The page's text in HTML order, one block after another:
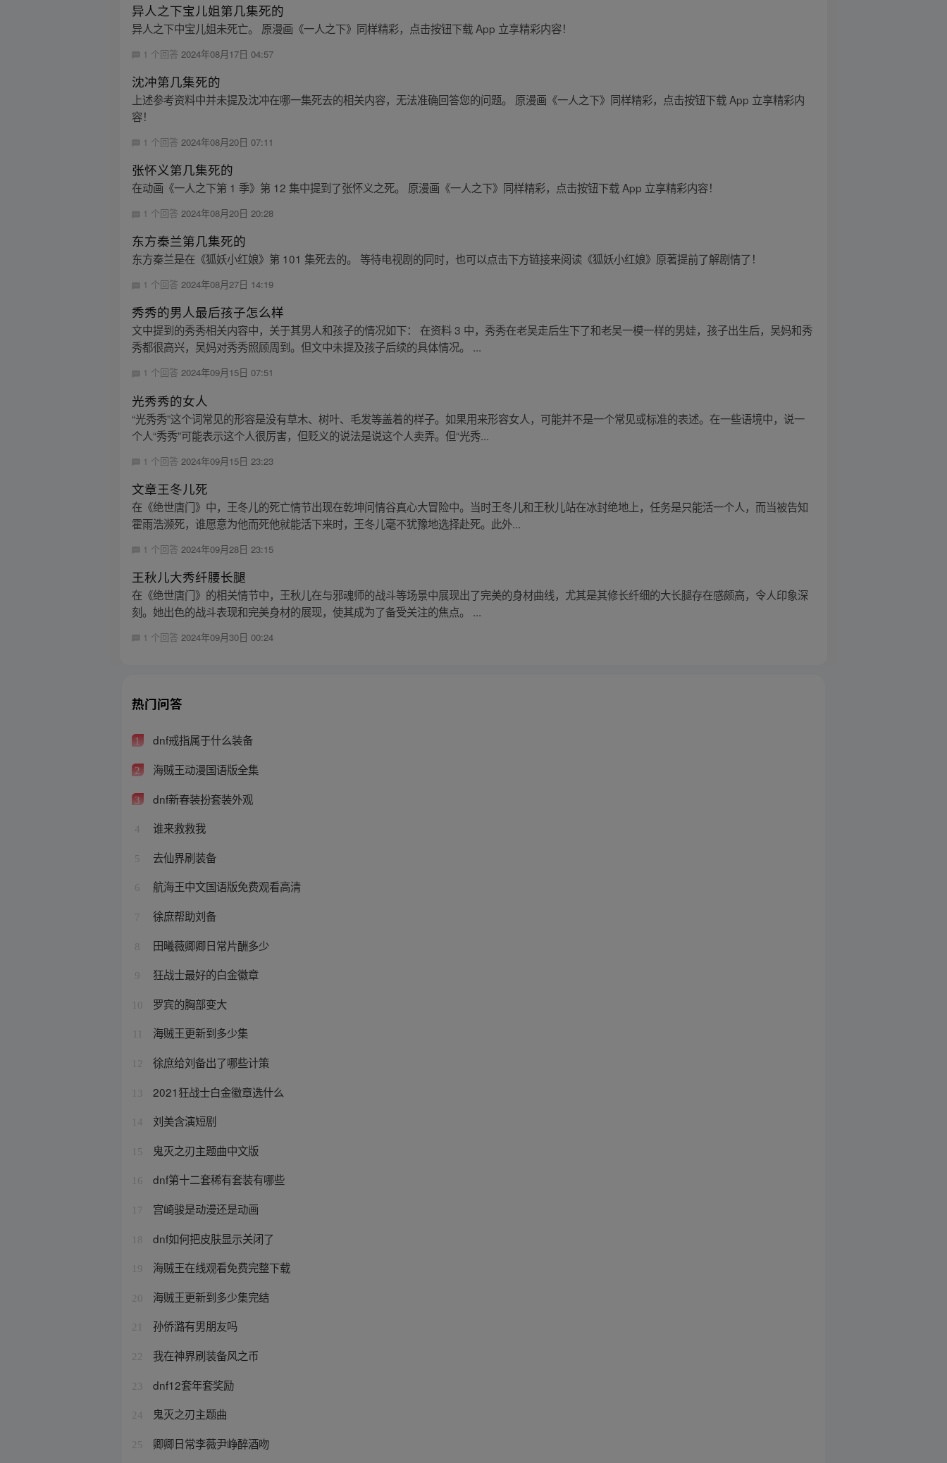
异人之下宝儿姐第几集死的
异人之下中宝儿姐未死亡。 原漫画《一人之下》同样精彩，点击按钮下载 App 立享精彩内容！
1 个回答 2024年08月17日 04:57
沈冲第几集死的
上述参考资料中并未提及沈冲在哪一集死去的相关内容，无法准确回答您的问题。 原漫画《一人之下》同样精彩，点击按钮下载 App 立享精彩内
容！
1 个回答 2024年08月20日 07:11
张怀义第几集死的
在动画《一人之下第 1 季》第 12 集中提到了张怀义之死。 原漫画《一人之下》同样精彩，点击按钮下载 App 立享精彩内容！
1 个回答2024年08月20日 20:28
东方秦兰第几集死的
东方秦兰是在《狐妖小红娘》第 101 集死去的。 等待电视剧的同时，也可以点击下方链接来阅读《狐妖小红娘》原著提前了解剧情了！
1 个回答2024年08月27日 14:19
秀秀的男人最后孩子怎么样
文中提到的秀秀相关内容中，关于其男人和孩子的情况如下： 在资料 3 中，秀秀在老吴走后生下了和老吴一模一样的男娃，孩子出生后，吴妈和秀
秀都很高兴，吴妈对秀秀照顾周到。但文中未提及孩子后续的具体情况。 ...
1 个回答2024年09月15日 07:51
光秀秀的女人
“光秀秀”这个词常见的形容是没有草木、树叶、毛发等盖着的样子。如果用来形容女人，可能并不是一个常见或标准的表述。在一些语境中，说一
个人“秀秀”可能表示这个人很厉害，但贬义的说法是说这个人卖弄。但“光秀...
1 个回答 2024年09月15日 23:23
文章王冬儿死
在《绝世唐门》中，王冬儿的死亡情节出现在乾坤问情谷真心大冒险中。当时王冬儿和王秋儿站在冰封绝地上，任务是只能活一个人，而当被告知
霍雨浩濒死，谁愿意为他而死他就能活下来时，王冬儿毫不犹豫地选择赴死。此外...
1 个回答 2024年09月28日 23:15
王秋儿大秀纤腰长腿
在《绝世唐门》的相关情节中，王秋儿在与邪魂师的战斗等场景中展现出了完美的身材曲线，尤其是其修长纤细的大长腿存在感颇高，令人印象深
刻。她出色的战斗表现和完美身材的展现，使其成为了备受关注的焦点。 ...
1 个回答2024年09月30日 00:24
热门问答
1 dnf戒指属于什么装备
2 海贼王动漫国语版全集
3 dnf新春装扮套装外观
4 谁来救救我
5 去仙界刷装备
6 航海王中文国语版免费观看高清
7 徐庶帮助刘备
8 田曦薇卿卿日常片酬多少
9 狂战士最好的白金徽章
10 罗宾的胸部变大
海贼王更新到多少集
12 徐庶给刘备出了哪些计策
13 2021狂战士白金徽章选什么
14 刘美含演短剧
15 鬼灭之刃主题曲中文版
16 dnf第十二套稀有套装有哪些
17 宫崎骏是动漫还是动画
18 dnf如何把皮肤显示关闭了
19 海贼王在线观看免费完整下载
20 海贼王更新到多少集完结
21 孙侨潞有男朋友吗
22 我在神界刷装备风之币
23 dnf12套年套奖励
24 鬼灭之刃主题曲
25 卿卿日常李薇尹峥醉酒吻